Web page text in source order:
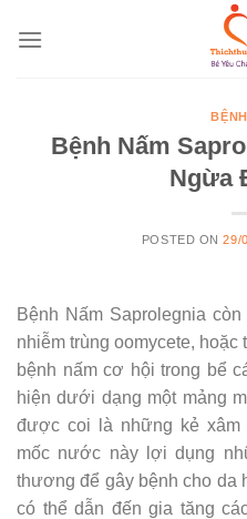
Bệnh Nấm
Ngừa
POSTED ON29/
Bệnh Nấm Saprolegnia
nhiễm trùng oomycete, hoặc
bệnh nấm cơ hội trong bể
hiện dưới dạng một mảng
được coi là những kẻ
mốc nước này lợi dụng
thương để gây bệnh cho da
có thể dẫn đến gia tăng